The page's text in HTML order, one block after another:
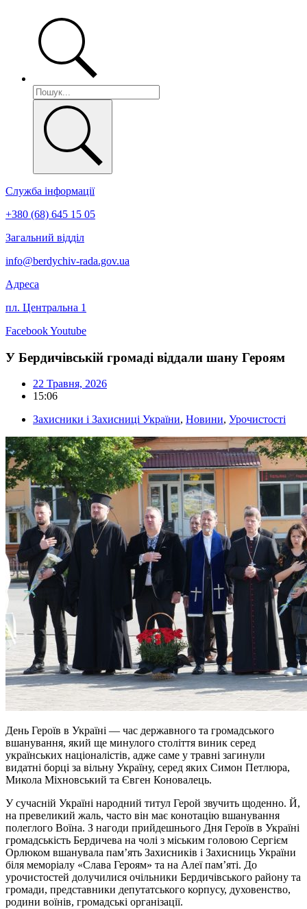
Служба інформації
+380 (68) 645 15 05
Загальний відділ
info@berdychiv-rada.gov.ua
Адреса
пл. Центральна 1
FacebookYoutube
У Бердичівській громаді віддали шану Героям
22 Травня, 2026
15:06
Захисники і Захисниці України, Новини, Урочистості
День Героїв в Україні — час державного та громадського
вшанування, який ще минулого століття виник серед
українських націоналістів, адже саме у травні загинули
видатні борці за вільну Україну, серед яких Симон Петлюра,
Микола Міхновський та Євген Коновалець.
У сучасній Україні народний титул Герой звучить щоденно. Й,
на превеликий жаль, часто він має конотацію вшанування
полеглого Воїна. З нагоди прийдешнього Дня Героїв в Україні
громадськість Бердичева на чолі з міським головою Сергієм
Орлюком вшанувала пам’ять Захисників і Захисниць України
біля меморіалу «Слава Героям» та на Алеї пам’яті. До
урочистостей долучилися очільники Бердичівського району та
громади, представники депутатського корпусу, духовенство,
родини воїнів, громадські організації.